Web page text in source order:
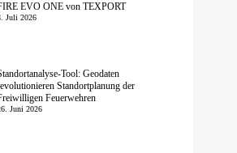
EVO ONE von TEXPORT
Juli 2026
Tool: Geodaten
Standortplanung der
Feuerwehren
Juni 2026